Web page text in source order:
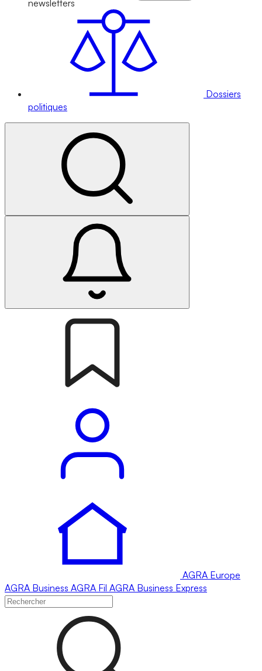
newsletters
Dossiers
politiques
AGRA Europe
AGRA Business AGRA Fil AGRA Business Express